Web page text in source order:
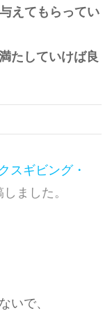
えてもらってい
たしていけば良
スギビング・
ました。
いで、